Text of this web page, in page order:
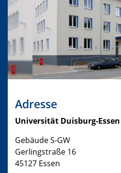
Adresse
Universität Duisburg-Essen
Gebäude S-GW
Gerlingstraße 16
45127 Essen